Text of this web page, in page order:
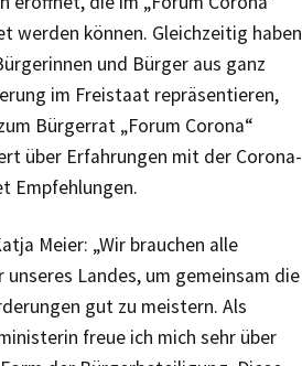
werden können. Gleichzeitig haben
und Bürger aus ganz
im Freistaat repräsentieren,
Bürgerrat „Forum Corona“
über Erfahrungen mit der Corona-
Empfehlungen.
Meier: „Wir brauchen alle
Landes, um gemeinsam die
gut zu meistern. Als
freue ich mich sehr über